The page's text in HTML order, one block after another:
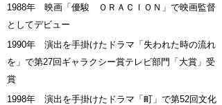
1988年 映画「優駿 ＯＲＡＣＩＯＮ」で映画監督
としてデビュー
1990年 演出を手掛けたドラマ「失われた時の流れ
を」で第27回ギャラクシー賞テレビ部門「大賞」受
賞
1998年 演出を手掛けたドラマ「町」で第52回文化